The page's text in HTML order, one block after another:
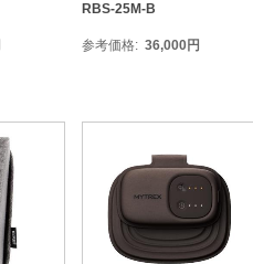
RBS-25M-B
参考価格 36,000円